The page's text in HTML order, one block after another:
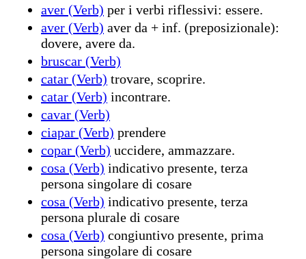
aver (Verb) per i verbi riflessivi: essere.
aver (Verb) aver da + inf. (preposizionale):
dovere, avere da.
bruscar (Verb)
catar (Verb) trovare, scoprire.
catar (Verb) incontrare.
cavar (Verb)
ciapar (Verb) prendere
copar (Verb) uccidere, ammazzare.
cosa (Verb) indicativo presente, terza
persona singolare di cosare
cosa (Verb) indicativo presente, terza
persona plurale di cosare
cosa (Verb) congiuntivo presente, prima
persona singolare di cosare